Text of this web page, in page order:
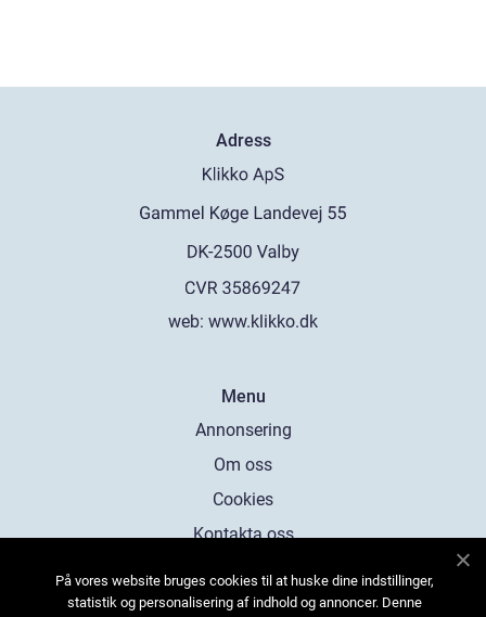
Adress
web: www.klikko.dk
Menu
Annonsering
Om oss
Cookies
Kontakta oss
På vores website bruges cookies til at huske dine indstillinger,
statistik og personalisering af indhold og annoncer. Denne